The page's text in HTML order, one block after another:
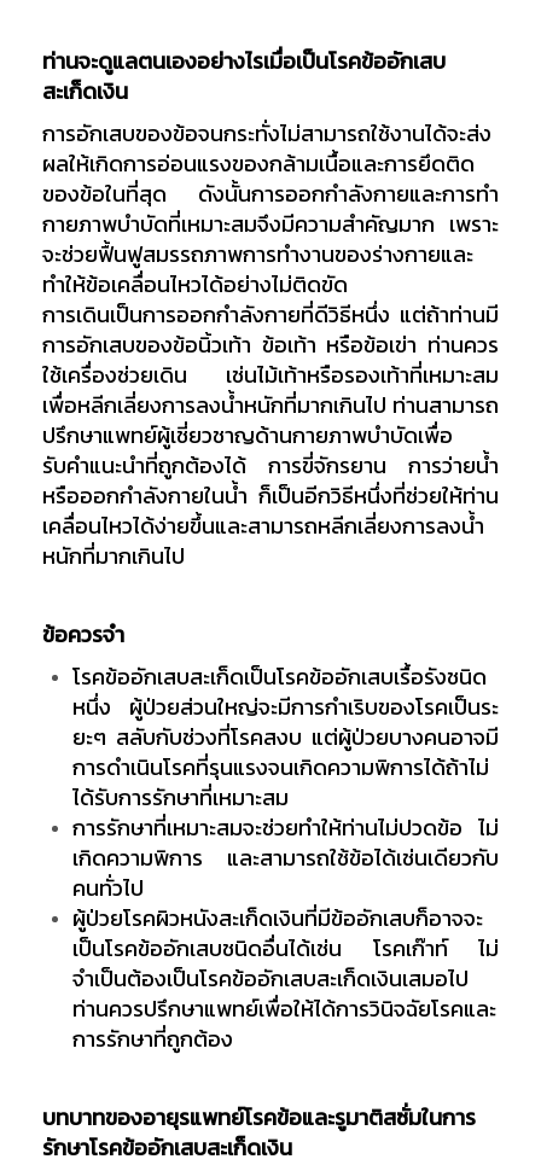
ท่านจะดูแลตนเองอย่างไรเมื่อเป็นโรคข้ออักเสบ
สะเก็ดเงิน
การอักเสบของข้อจนกระทั่งไม่สามารถใช้งานได้จะส่ง
ผลให้เกิดการอ่อนแรงของกล้ามเนื้อและการยึดติด
ของข้อในที่สุด ดังนั้นการออกกำลังกายและการทำ
กายภาพบำบัดที่เหมาะสมจึงมีความสำคัญมาก เพราะ
จะช่วยฟื้นฟูสมรรถภาพการทำงานของร่างกายและ
ทำให้ข้อเคลื่อนไหวได้อย่างไม่ติดขัด
การเดินเป็นการออกกำลังกายที่ดีวิธีหนึ่ง แต่ถ้าท่านมี
การอักเสบของข้อนิ้วเท้า ข้อเท้า หรือข้อเข่า ท่านควร
ใช้เครื่องช่วยเดิน เช่นไม้เท้าหรือรองเท้าที่เหมาะสม
เพื่อหลีกเลี่ยงการลงน้ำหนักที่มากเกินไป ท่านสามารถ
ปรึกษาแพทย์ผู้เชี่ยวชาญด้านกายภาพบำบัดเพื่อ
รับคำแนะนำที่ถูกต้องได้ การขี่จักรยาน การว่ายน้ำ
หรือออกกำลังกายในน้ำ ก็เป็นอีกวิธีหนึ่งที่ช่วยให้ท่าน
เคลื่อนไหวได้ง่ายขึ้นและสามารถหลีกเลี่ยงการลงน้ำ
หนักที่มากเกินไป
ข้อควรจำ
โรคข้ออักเสบสะเก็ดเป็นโรคข้ออักเสบเรื้อรังชนิด
หนึ่ง ผู้ป่วยส่วนใหญ่จะมีการกำเริบของโรคเป็นระ
ยะๆ สลับกับช่วงที่โรคสงบ แต่ผู้ป่วยบางคนอาจมี
การดำเนินโรคที่รุนแรงจนเกิดความพิการได้ถ้าไม่
ได้รับการรักษาที่เหมาะสม
การรักษาที่เหมาะสมจะช่วยทำให้ท่านไม่ปวดข้อ ไม่
เกิดความพิการ และสามารถใช้ข้อได้เช่นเดียวกับ
คนทั่วไป
ผู้ป่วยโรคผิวหนังสะเก็ดเงินที่มีข้ออักเสบก็อาจจะ
เป็นโรคข้ออักเสบชนิดอื่นได้เช่น โรคเก๊าท์ ไม่
จำเป็นต้องเป็นโรคข้ออักเสบสะเก็ดเงินเสมอไป
ท่านควรปรึกษาแพทย์เพื่อให้ได้การวินิจฉัยโรคและ
การรักษาที่ถูกต้อง
บทบาทของอายุรแพทย์โรคข้อและรูมาติสซั่มในการ
รักษาโรคข้ออักเสบสะเก็ดเงิน